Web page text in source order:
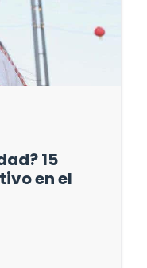
15
en el